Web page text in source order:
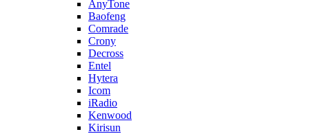
AnyTone
Baofeng
Comrade
Crony
Decross
Entel
Hytera
Icom
iRadio
Kenwood
Kirisun